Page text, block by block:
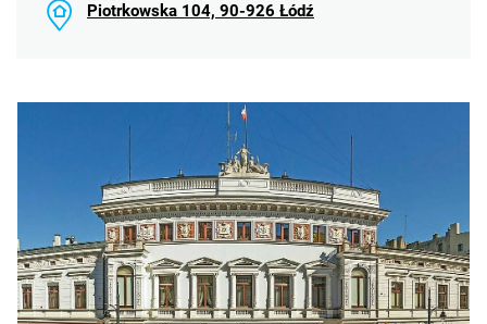
Piotrkowska 104, 90-926 Łódź